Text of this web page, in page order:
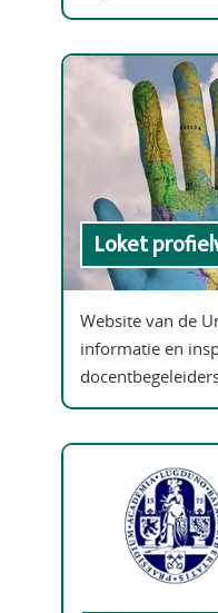
Loket
Website van de
informatie en